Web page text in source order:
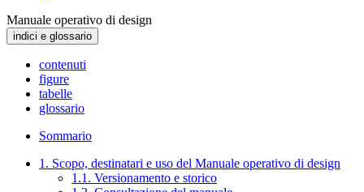
Manuale operativo di design
indici e glossario
contenuti
figure
tabelle
glossario
Sommario
1. Scopo, destinatari e uso del Manuale operativo di design
1.1. Versionamento e storico